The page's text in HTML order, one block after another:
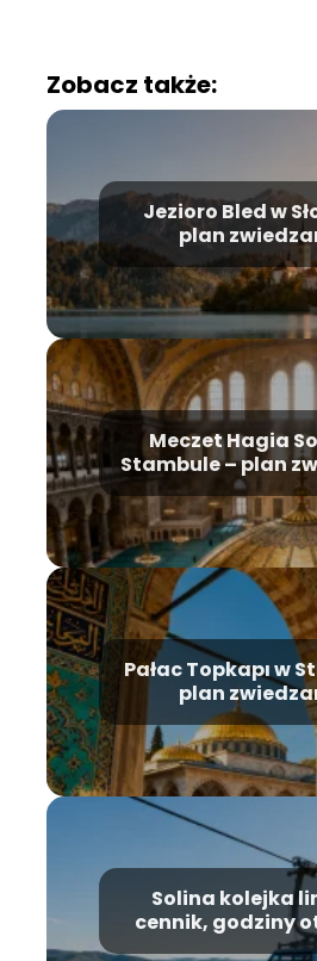
Zobacz także:
Jezioro Bled w
plan
najważniejsze
Meczet Hagia
Stambule – plan
historia,
Pałac Topkapı w
plan
najważniejsze
Solina kolejka
cennik, godziny